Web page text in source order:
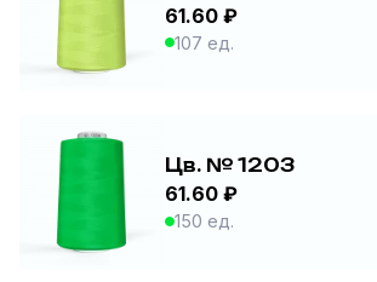
61.60 ₽
107 ед.
Цв. № 1203
61.60 ₽
150 ед.